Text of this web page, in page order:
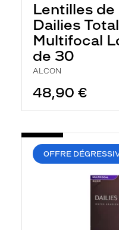
Lentilles
Dailies Total
Multifocal
de 30
ALCON
48,90 €
OFFRE